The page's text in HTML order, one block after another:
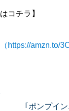
コチラ】
https://amzn.to/
｢ポンプイ